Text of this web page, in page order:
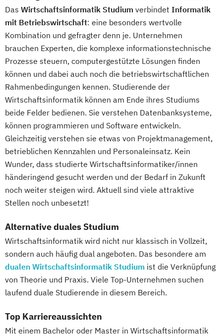
Das Wirtschaftsinformatik Studium verbindet Informatik
mit Betriebswirtschaft: eine besonders wertvolle
Kombination und gefragter denn je. Unternehmen
brauchen Experten, die komplexe informationstechnische
Prozesse steuern, computergestützte Lösungen finden
können und dabei auch noch die betriebswirtschaftlichen
Rahmenbedingungen kennen. Studierende der
Wirtschaftsinformatik können am Ende ihres Studiums
beide Felder bedienen. Sie verstehen Datenbanksysteme,
können programmieren und Software entwickeln.
Gleichzeitig verstehen sie etwas von Projektmanagement,
betrieblichen Kennzahlen und Personaleinsatz. Kein
Wunder, dass studierte Wirtschaftsinformatiker/innen
händeringend gesucht werden und der Bedarf in Zukunft
noch weiter steigen wird. Aktuell sind viele attraktive
Stellen noch unbesetzt!
Alternative duales Studium
Wirtschaftsinformatik wird nicht nur klassisch in Vollzeit,
sondern auch häufig dual angeboten. Das besondere am
dualen Wirtschaftsinformatik Studium ist die Verknüpfung
von Theorie und Praxis. Viele Top-Unternehmen suchen
laufend duale Studierende in diesem Bereich.
Top Karriereaussichten
Mit einem Bachelor oder Master in Wirtschaftsinformatik